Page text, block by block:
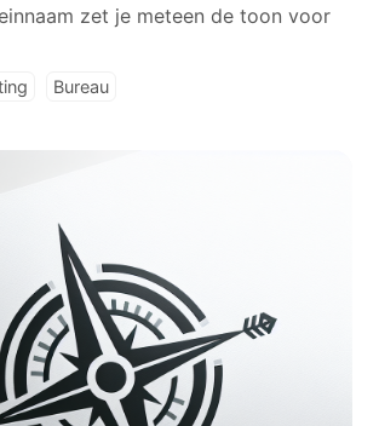
zet je meteen de toon voor
Bureau